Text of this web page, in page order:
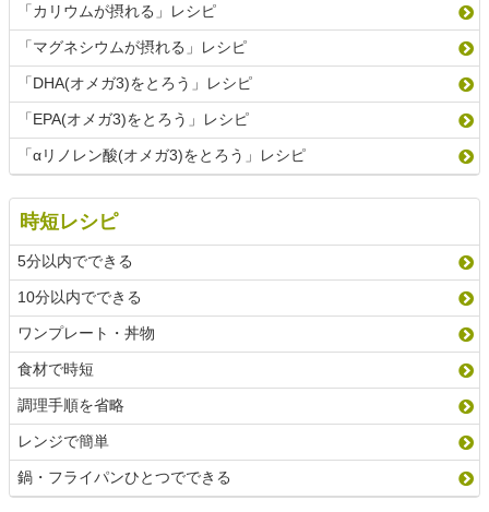
「カリウムが摂れる」レシピ
「マグネシウムが摂れる」レシピ
「DHA(オメガ3)をとろう」レシピ
「EPA(オメガ3)をとろう」レシピ
「αリノレン酸(オメガ3)をとろう」レシピ
時短レシピ
5分以内でできる
10分以内でできる
ワンプレート・丼物
食材で時短
調理手順を省略
レンジで簡単
鍋・フライパンひとつでできる